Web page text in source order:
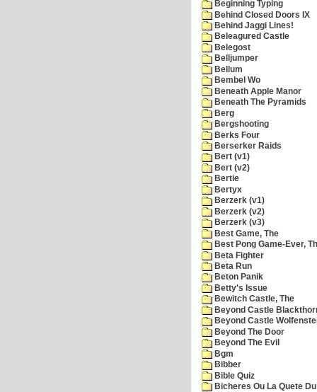
Beginning Typing
Behind Closed Doors IX
Behind Jaggi Lines!
Beleagured Castle
Belegost
Belljumper
Bellum
Bembel Wo
Beneath Apple Manor
Beneath The Pyramids
Berg
Bergshooting
Berks Four
Berserker Raids
Bert (v1)
Bert (v2)
Bertie
Bertyx
Berzerk (v1)
Berzerk (v2)
Berzerk (v3)
Best Game, The
Best Pong Game-Ever,
Beta Fighter
Beta Run
Beton Panik
Betty's Issue
Bewitch Castle, The
Beyond Castle
Beyond Castle
Beyond The Door
Beyond The Evil
Bgm
Bibber
Bible Quiz
Bicheres Ou La Quete